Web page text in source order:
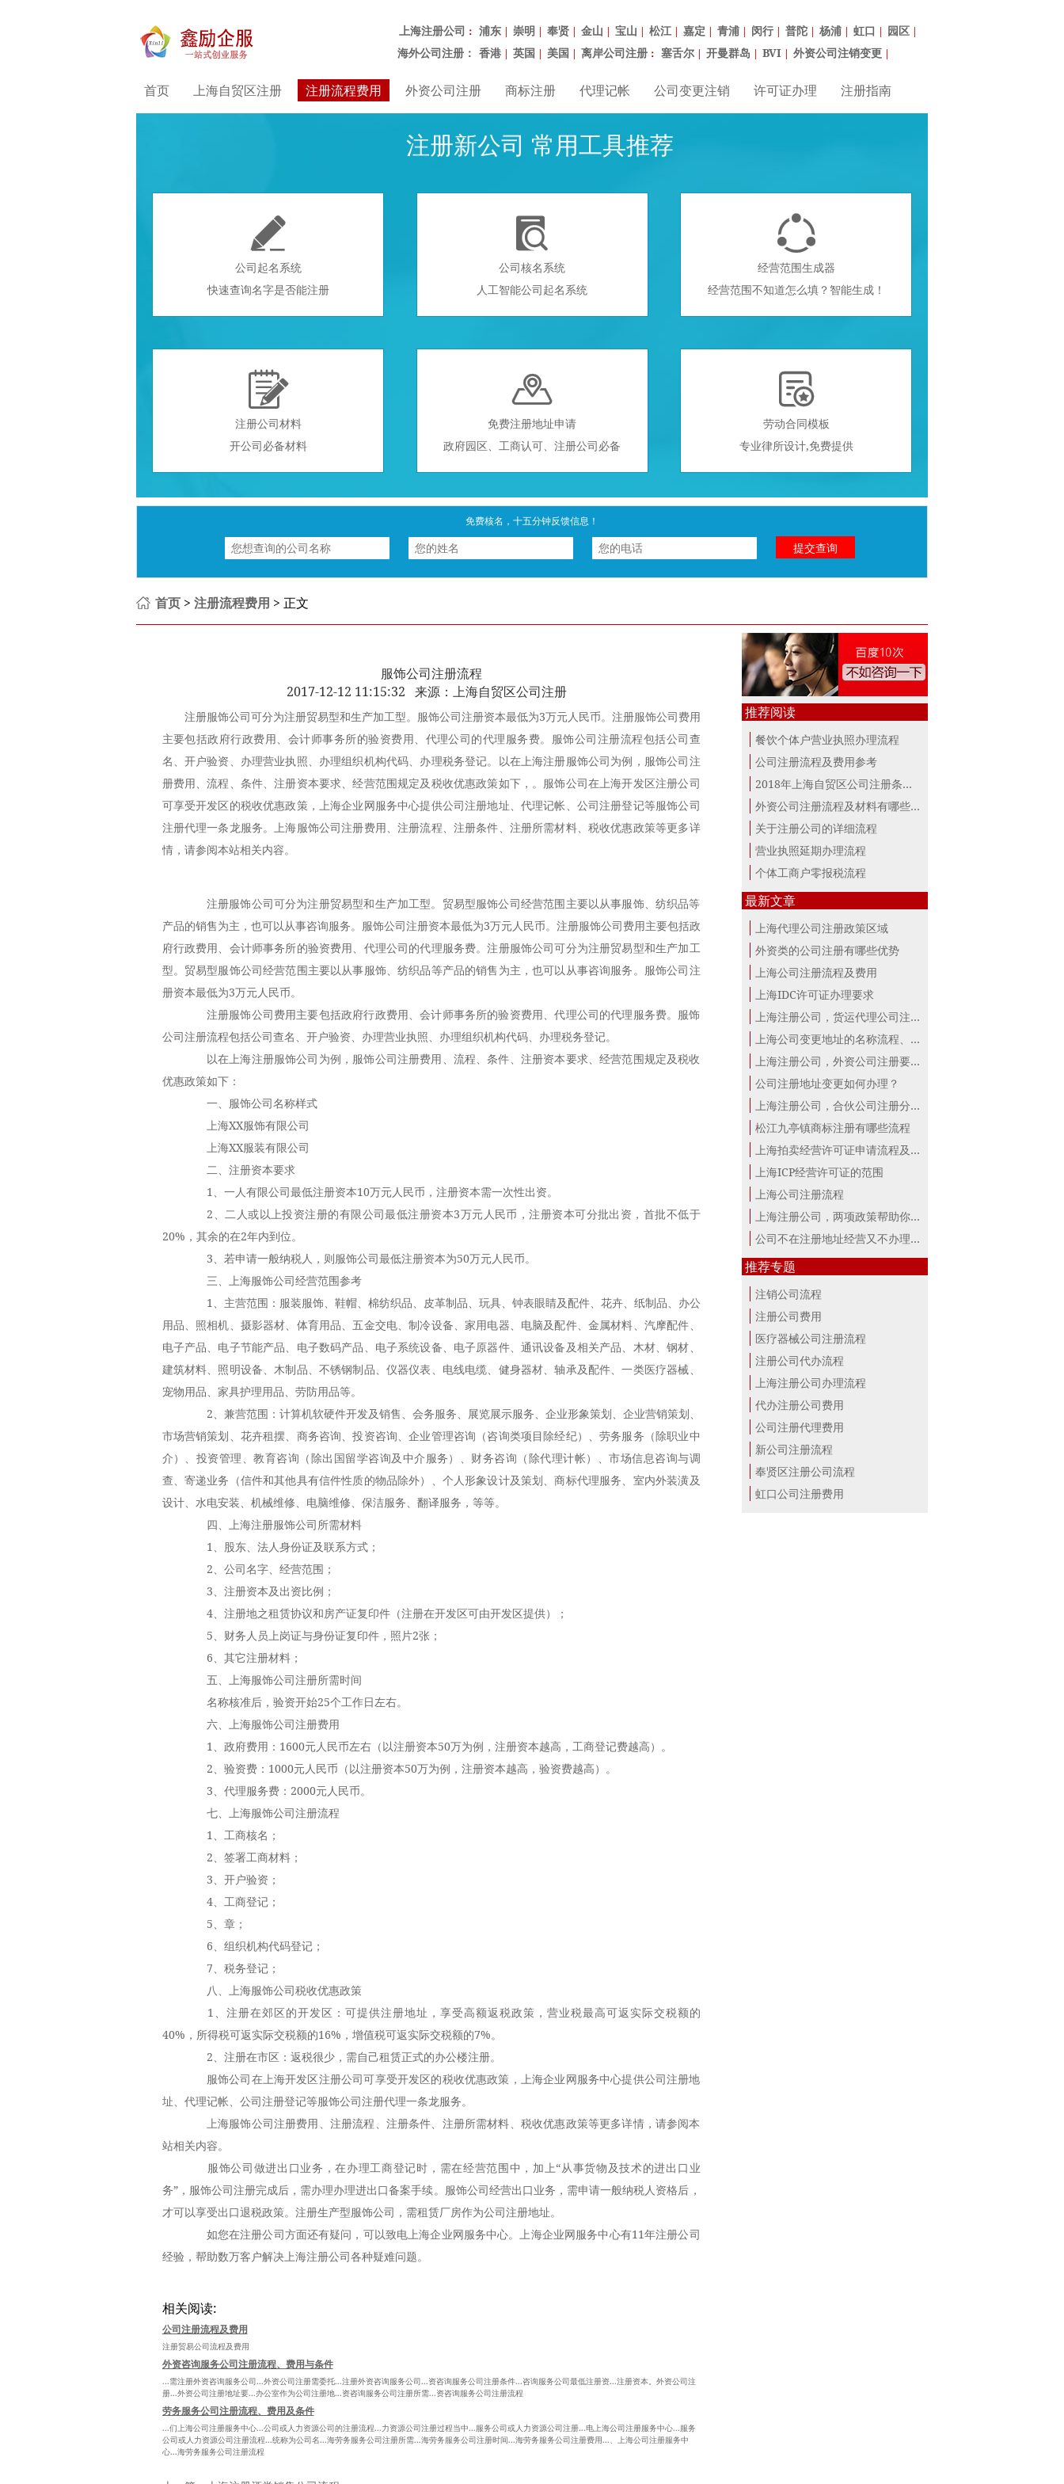
上海注册公司 ： 浦东 | 崇明 | 奉贤 | 金山 | 宝山 | 松江 | 嘉定 | 青浦 | 闵行 | 普陀 | 杨浦 | 虹口 | 园区 |
海外公司注册： 香港 | 英国 | 美国 | 离岸公司注册 ： 塞舌尔 | 开曼群岛 | BVI | 外资公司注销变更 |
首页 上海自贸区注册 注册流程费用 外资公司注册 商标注册 代理记帐 公司变更注销 许可证办理 注册指南
注册新公司 常用工具推荐

公司起名系统
快速查询名字是否能注册

公司核名系统
人工智能公司起名系统

经营范围生成器
经营范围不知道怎么填？智能生成！

注册公司材料
开公司必备材料

免费注册地址申请
政府园区、工商认可、注册公司必备

劳动合同模板
专业律所设计,免费提供
免费核名，十五分钟反馈信息！
首页 > 注册流程费用 > 正文
服饰公司注册流程
2017-12-12 11:15:32 来源：上海自贸区公司注册
注册服饰公司可分为注册贸易型和生产加工型。服饰公司注册资本最低为3万元人民币。注册服饰公司费用
主要包括政府行政费用、会计师事务所的验资费用、代理公司的代理服务费。服饰公司注册流程包括公司查
名、开户验资、办理营业执照、办理组织机构代码、办理税务登记。以在上海注册服饰公司为例，服饰公司注
册费用、流程、条件、注册资本要求、经营范围规定及税收优惠政策如下，。服饰公司在上海开发区注册公司
可享受开发区的税收优惠政策，上海企业网服务中心提供公司注册地址、代理记帐、公司注册登记等服饰公司
注册代理一条龙服务。上海服饰公司注册费用、注册流程、注册条件、注册所需材料、税收优惠政策等更多详
情，请参阅本站相关内容。
注册服饰公司可分为注册贸易型和生产加工型。贸易型服饰公司经营范围主要以从事服饰、纺织品等
产品的销售为主，也可以从事咨询服务。服饰公司注册资本最低为3万元人民币。注册服饰公司费用主要包括政
府行政费用、会计师事务所的验资费用、代理公司的代理服务费。注册服饰公司可分为注册贸易型和生产加工
型。贸易型服饰公司经营范围主要以从事服饰、纺织品等产品的销售为主，也可以从事咨询服务。服饰公司注
册资本最低为3万元人民币。
注册服饰公司费用主要包括政府行政费用、会计师事务所的验资费用、代理公司的代理服务费。服饰
公司注册流程包括公司查名、开户验资、办理营业执照、办理组织机构代码、办理税务登记。
以在上海注册服饰公司为例，服饰公司注册费用、流程、条件、注册资本要求、经营范围规定及税收
优惠政策如下：
一、服饰公司名称样式
上海XX服饰有限公司
上海XX服装有限公司
二、注册资本要求
1、一人有限公司最低注册资本10万元人民币，注册资本需一次性出资。
2、二人或以上投资注册的有限公司最低注册资本3万元人民币，注册资本可分批出资，首批不低于
20%，其余的在2年内到位。
3、若申请一般纳税人，则服饰公司最低注册资本为50万元人民币。
三、上海服饰公司经营范围参考
1、主营范围：服装服饰、鞋帽、棉纺织品、皮革制品、玩具、钟表眼睛及配件、花卉、纸制品、办公
用品、照相机、摄影器材、体育用品、五金交电、制冷设备、家用电器、电脑及配件、金属材料、汽摩配件、
电子产品、电子节能产品、电子数码产品、电子系统设备、电子原器件、通讯设备及相关产品、木材、钢材、
建筑材料、照明设备、木制品、不锈钢制品、仪器仪表、电线电缆、健身器材、轴承及配件、一类医疗器械、
宠物用品、家具护理用品、劳防用品等。
2、兼营范围：计算机软硬件开发及销售、会务服务、展览展示服务、企业形象策划、企业营销策划、
市场营销策划、花卉租摆、商务咨询、投资咨询、企业管理咨询（咨询类项目除经纪）、劳务服务（除职业中
介）、投资管理、教育咨询（除出国留学咨询及中介服务）、财务咨询（除代理计帐）、市场信息咨询与调
查、寄递业务（信件和其他具有信件性质的物品除外）、个人形象设计及策划、商标代理服务、室内外装潢及
设计、水电安装、机械维修、电脑维修、保洁服务、翻译服务，等等。
四、上海注册服饰公司所需材料
1、股东、法人身份证及联系方式；
2、公司名字、经营范围；
3、注册资本及出资比例；
4、注册地之租赁协议和房产证复印件（注册在开发区可由开发区提供）；
5、财务人员上岗证与身份证复印件，照片2张；
6、其它注册材料；
五、上海服饰公司注册所需时间
名称核准后，验资开始25个工作日左右。
六、上海服饰公司注册费用
1、政府费用：1600元人民币左右（以注册资本50万为例，注册资本越高，工商登记费越高）。
2、验资费：1000元人民币（以注册资本50万为例，注册资本越高，验资费越高）。
3、代理服务费：2000元人民币。
七、上海服饰公司注册流程
1、工商核名；
2、签署工商材料；
3、开户验资；
4、工商登记；
5、章；
6、组织机构代码登记；
7、税务登记；
八、上海服饰公司税收优惠政策
1、注册在郊区的开发区：可提供注册地址，享受高额返税政策，营业税最高可返实际交税额的
40%，所得税可返实际交税额的16%，增值税可返实际交税额的7%。
2、注册在市区：返税很少，需自己租赁正式的办公楼注册。
服饰公司在上海开发区注册公司可享受开发区的税收优惠政策，上海企业网服务中心提供公司注册地
址、代理记帐、公司注册登记等服饰公司注册代理一条龙服务。
上海服饰公司注册费用、注册流程、注册条件、注册所需材料、税收优惠政策等更多详情，请参阅本
站相关内容。
服饰公司做进出口业务，在办理工商登记时，需在经营范围中，加上“从事货物及技术的进出口业
务”，服饰公司注册完成后，需办理办理进出口备案手续。服饰公司经营出口业务，需申请一般纳税人资格后，
才可以享受出口退税政策。注册生产型服饰公司，需租赁厂房作为公司注册地址。
如您在注册公司方面还有疑问，可以致电上海企业网服务中心。上海企业网服务中心有11年注册公司
经验，帮助数万客户解决上海注册公司各种疑难问题。
相关阅读:
公司注册流程及费用
注册贸易公司流程及费用
外资咨询服务公司注册流程、费用与条件
...需注册外资咨询服务公司...外资公司注册需委托...注册外资咨询服务公司...资咨询服务公司注册条件...咨询服务公司最低注册资...注册资本。外资公司注
册...外资公司注册地址要...办公室作为公司注册地...资咨询服务公司注册所需...资咨询服务公司注册流程
劳务服务公司注册流程、费用及条件
...们上海公司注册服务中心...公司或人力资源公司的注册流程...力资源公司注册过程当中...服务公司或人力资源公司注册...电上海公司注册服务中心...服务
公司或人力资源公司注册流程...统称为公司名...海劳务服务公司注册所需...海劳务服务公司注册时间...海劳务服务公司注册费用...、上海公司注册服务中
心...海劳务服务公司注册流程
推荐阅读
餐饮个体户营业执照办理流程
公司注册流程及费用参考
2018年上海自贸区公司注册条件及所需资料
外资公司注册流程及材料有哪些？
关于注册公司的详细流程
营业执照延期办理流程
个体工商户零报税流程
最新文章
上海代理公司注册政策区域
外资类的公司注册有哪些优势
上海公司注册流程及费用
上海IDC许可证办理要求
上海注册公司，货运代理公司注册条件！
上海公司变更地址的名称流程、材料、...
上海注册公司，外资公司注册要点！
公司注册地址变更如何办理？
上海注册公司，合伙公司注册分析！
松江九亭镇商标注册有哪些流程
上海拍卖经营许可证申请流程及材料
上海ICP经营许可证的范围
上海公司注册流程
上海注册公司，两项政策帮助你最大。
公司不在注册地址经营又不办理变更，...
推荐专题
注销公司流程
注册公司费用
医疗器械公司注册流程
注册公司代办流程
上海注册公司办理流程
代办注册公司费用
公司注册代理费用
新公司注册流程
奉贤区注册公司流程
虹口公司注册费用